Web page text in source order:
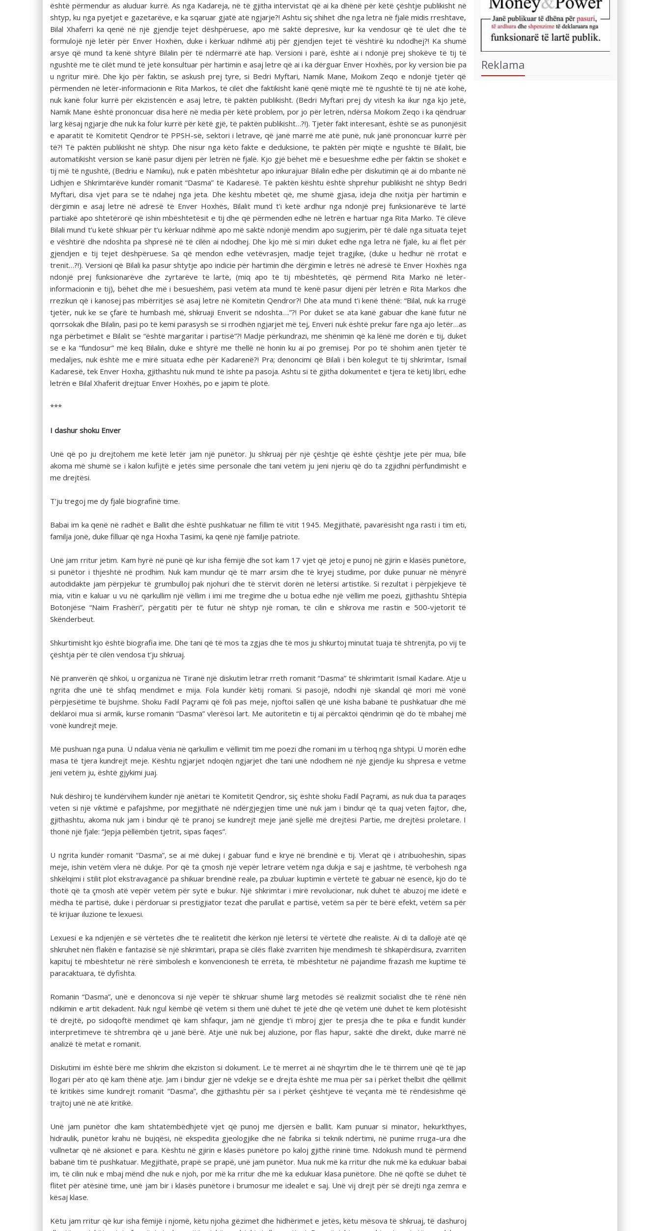
është përmendur as aluduar kurrë. As nga Kadareja, në të gjitha intervistat që ai ka dhënë për këtë çështje publikisht në
shtyp, ku nga pyetjet e gazetarëve, e ka sqaruar gjatë atë ngjarje?! Ashtu siç shihet dhe nga letra në fjalë midis rreshtave,
Bilal Xhaferri ka qenë në një gjendje tejet dëshpëruese, apo më saktë depresive, kur ka vendosur që të ulet dhe të
formulojë një letër për Enver Hoxhën, duke i kërkuar ndihmë atij për gjendjen tejet të vështirë ku ndodhej?! Ka shumë
arsye që mund ta kenë shtyrë Bilalin për të ndërmarrë atë hap. Versioni i parë, është ai i ndonjë prej shokëve të tij të
ngushtë me të cilët mund të jetë konsultuar për hartimin e asaj letre që ai i ka dërguar Enver Hoxhës, por ky version bie pa
u ngritur mirë. Dhe kjo për faktin, se askush prej tyre, si Bedri Myftari, Namik Mane, Moikom Zeqo e ndonjë tjetër që
përmenden në letër-informacionin e Rita Markos, të cilët dhe faktikisht kanë qenë miqtë më të ngushtë të tij në atë kohë,
nuk kanë folur kurrë për ekzistencën e asaj letre, të paktën publikisht. (Bedri Myftari prej dy vitesh ka ikur nga kjo jetë,
Namik Mane është prononcuar disa herë në media për këtë problem, por jo për letrën, ndërsa Moikom Zeqo i ka qëndruar
larg kësaj ngjarje dhe nuk ka folur kurrë për këtë gjë, të paktën publikisht…?!). Tjetër fakt interesant, është se as punonjësit
e aparatit të Komitetit Qendror të PPSH-së, sektori i letrave, që janë marrë me atë punë, nuk janë prononcuar kurrë për
të?! Të paktën publikisht në shtyp. Dhe nisur nga këto fakte e deduksione, të paktën për miqtë e ngushtë të Bilalit, bie
automatikisht version se kanë pasur dijeni për letrën në fjalë. Kjo gjë bëhet më e besueshme edhe për faktin se shokët e
tij më të ngushtë, (Bedriu e Namiku), nuk e patën mbështetur apo inkurajuar Bilalin edhe për diskutimin që ai do mbante në
Lidhjen e Shkrimtarëve kundër romanit “Dasma” të Kadaresë. Të paktën kështu është shprehur publikisht në shtyp Bedri
Myftari, disa vjet para se të ndahej nga jeta. Dhe kështu mbetët që, me shumë gjasa, ideja dhe nxitja për hartimin e
dërgimin e asaj letre në adresë të Enver Hoxhës, Bilalit mund t’i ketë ardhur nga ndonjë prej funksionarëve të lartë
partiakë apo shtetërorë që ishin mbështetësit e tij dhe që përmenden edhe në letrën e hartuar nga Rita Marko. Të cilëve
Bilali mund t’u ketë shkuar për t’u kërkuar ndihmë apo më saktë ndonjë mendim apo sugjerim, për të dalë nga situata tejet
e vështirë dhe ndoshta pa shpresë në të cilën ai ndodhej. Dhe kjo më si miri duket edhe nga letra në fjalë, ku ai flet për
gjendjen e tij tejet dëshpëruese. Sa që mendon edhe vetëvrasjen, madje tejet tragjike, (duke u hedhur në rrotat e
trenit…?!). Versioni që Bilali ka pasur shtytje apo indicie për hartimin dhe dërgimin e letrës në adresë të Enver Hoxhës nga
ndonjë prej funksionarëve dhe zyrtarëve të lartë, (miq apo të tij mbështetës, që përmend Rita Marko në letër-
informacionin e tij), bëhet dhe më i besueshëm, pasi vetëm ata mund të kenë pasur dijeni për letrën e Rita Markos dhe
rrezikun që i kanosej pas mbërritjes së asaj letre në Komitetin Qendror?! Dhe ata mund t’i kenë thënë: “Bilal, nuk ka rrugë
tjetër, nuk ke se çfarë të humbash më, shkruaji Enverit se ndoshta….”?! Por duket se ata kanë gabuar dhe kanë futur në
qorrsokak dhe Bilalin, pasi po të kemi parasysh se si rrodhën ngjarjet më tej, Enveri nuk është prekur fare nga ajo letër…as
nga përbetimet e Bilalit se “është margaritar i partisë”?! Madje përkundrazi, me shënimin që ka lënë me dorën e tij, duket
se e ka “fundosur” më keq Bilalin, duke e shtyrë me thellë në honin ku ai po gremisej. Por po të shohim anën tjetër të
medaljes, nuk është me e mirë situata edhe për Kadarenë?! Pra; denoncimi që Bilali i bën kolegut të tij shkrimtar, Ismail
Kadaresë, tek Enver Hoxha, gjithashtu nuk mund të ishte pa pasoja. Ashtu si të gjitha dokumentet e tjera të këtij libri, edhe
letrën e Bilal Xhaferit drejtuar Enver Hoxhës, po e japim të plotë.
***
I dashur shoku Enver
Unë që po ju drejtohem me ketë letër jam një punëtor. Ju shkruaj për një çështje që është çështje jete për mua, bile
akoma më shumë se i kalon kufijtë e jetës sime personale dhe tani vetëm ju jeni njeriu që do ta zgjidhni përfundimisht e
me drejtësi.
T’ju tregoj me dy fjalë biografinë time.
Babai im ka qenë në radhët e Ballit dhe është pushkatuar ne fillim të vitit 1945. Megjithatë, pavarësisht nga rasti i tim eti,
familja jonë, duke filluar që nga Hoxha Tasimi, ka qenë një familje patriote.
Unë jam rritur jetim. Kam hyrë në punë që kur isha fëmijë dhe sot kam 17 vjet që jetoj e punoj në gjirin e klasës punëtore,
si punëtor i thjeshtë në prodhim. Nuk kam mundur që të marr arsim dhe të kryej studime, por duke punuar në mënyrë
autodidakte jam përpjekur të grumbulloj pak njohuri dhe të stërvit dorën në letërsi artistike. Si rezultat i përpjekjeve të
mia, vitin e kaluar u vu në qarkullim një vëllim i imi me tregime dhe u botua edhe një vëllim me poezi, gjithashtu Shtëpia
Botonjëse “Naim Frashëri”, përgatiti për të futur në shtyp një roman, të cilin e shkrova me rastin e 500-vjetorit të
Skënderbeut.
Shkurtimisht kjo është biografia ime. Dhe tani që të mos ta zgjas dhe të mos ju shkurtoj minutat tuaja të shtrenjta, po vij te
çështja për të cilën vendosa t’ju shkruaj.
Në pranverën që shkoi, u organizua në Tiranë një diskutim letrar rreth romanit “Dasma” të shkrimtarit Ismail Kadare. Atje u
ngrita dhe unë të shfaq mendimet e mija. Fola kundër këtij romani. Si pasojë, ndodhi një skandal që mori më vonë
përpjesëtime të bujshme. Shoku Fadil Paçrami që foli pas meje, njoftoi sallën që unë kisha babanë të pushkatuar dhe më
deklaroi mua si armik, kurse romanin “Dasma” vlerësoi lart. Me autoritetin e tij ai përcaktoi qëndrimin që do të mbahej më
vonë kundrejt meje.
Më pushuan nga puna. U ndalua vënia në qarkullim e vëllimit tim me poezi dhe romani im u tërhoq nga shtypi. U morën edhe
masa të tjera kundrejt meje. Kështu ngjarjet ndoqën ngjarjet dhe tani unë ndodhem në një gjendje ku shpresa e vetme
jeni vetëm ju, është gjykimi juaj.
Nuk dëshiroj të kundërvihem kundër një anëtari të Komitetit Qendror, siç është shoku Fadil Paçrami, as nuk dua ta paraqes
veten si një viktimë e pafajshme, por megjithatë në ndërgjegjen time unë nuk jam i bindur që ta quaj veten fajtor, dhe,
gjithashtu, akoma nuk jam i bindur që të pranoj se kundrejt meje janë sjellë më drejtësi Partie, me drejtësi proletare. I
thonë një fjale: “Jepja pëllëmbën tjetrit, sipas faqes”.
U ngrita kundër romanit “Dasma”, se ai më dukej i gabuar fund e krye në brendinë e tij. Vlerat që i atribuoheshin, sipas
meje, ishin vetëm vlera në dukje. Por që ta çmosh një vepër letrare vetëm nga dukja e saj e jashtme, të verbohesh nga
shkëlqimi i stilit plot ekstravagancë pa shikuar brendinë reale, pa zbuluar kuptimin e vërtetë të gabuar në esencë, kjo do të
thotë që ta çmosh atë vepër vetëm për sytë e bukur. Një shkrimtar i mirë revolucionar, nuk duhet të abuzoj me idetë e
mëdha të partisë, duke i përdoruar si prestigjiator tezat dhe parullat e partisë, vetëm sa për të bërë efekt, vetëm sa për
të krijuar iluzione te lexuesi.
Lexuesi e ka ndjenjën e së vërtetës dhe të realitetit dhe kërkon një letërsi të vërtetë dhe realiste. Ai di ta dallojë atë që
shkruhet nën flakën e fantazisë së një shkrimtari, prapa së cilës flakë zvarriten hije mendimesh të shkapërdisura, zvarriten
kapituj të mbështetur në rërë simbolesh e konvencionesh të errëta, të mbështetur në pajandime frazash me kuptime të
paracaktuara, të dyfishta.
Romanin “Dasma”, unë e denoncova si një vepër të shkruar shumë larg metodës së realizmit socialist dhe të rënë nën
ndikimin e artit dekadent. Nuk ngul këmbë që vetëm si them unë duhet të jetë dhe që vetëm unë duhet të kem plotësisht
të drejtë, po sidoqoftë mendimet që kam shfaqur, jam në gjendje t’i mbroj gjer te presja dhe te pika e fundit kundër
interpretimeve të shtrembra që u janë bërë. Atje unë nuk bej aluzione, por flas hapur, saktë dhe direkt, duke marrë në
analizë të metat e romanit.
Diskutimi im është bërë me shkrim dhe ekziston si dokument. Le të merret ai në shqyrtim dhe le të thirrem unë që të jap
llogari për ato që kam thënë atje. Jam i bindur gjer në vdekje se e drejta është me mua për sa i përket thelbit dhe qëllimit
të kritikës sime kundrejt romanit “Dasma”, dhe gjithashtu për sa i përket çështjeve të veçanta më të rëndësishme që
trajtoj unë në atë kritikë.
Unë jam punëtor dhe kam shtatëmbëdhjetë vjet që punoj me djersën e ballit. Kam punuar si minator, hekurkthyes,
hidraulik, punëtor krahu në bujqësi, në ekspedita gjeologjike dhe në fabrika si teknik ndërtimi, në punime rruga–ura dhe
vullnetar që në aksionet e para. Kështu në gjirin e klasës punëtore po kaloj gjithë rininë time. Ndokush mund të përmend
babanë tim të pushkatuar. Megjithatë, prapë se prapë, unë jam punëtor. Mua nuk më ka rritur dhe nuk më ka edukuar babai
im, të cilin nuk e mbaj mënd dhe nuk e njoh, por më ka rritur dhe më ka edukuar klasa punëtore. Dhe në qoftë se duhet të
flitet për atësinë time, unë jam bir i klasës punëtore i brumosur me idealet e saj. Unë vij drejt për së drejti nga zemra e
kësaj klase.
Këtu jam rritur që kur isha fëmijë i njomë, këtu njoha gëzimet dhe hidhërimet e jetës, këtu mësova të shkruaj, të dashuroj
Reklama